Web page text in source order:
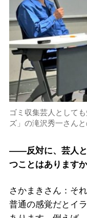
ゴミ収集芸人として
ズ」の滝沢秀一さん
――反対に、芸人と
つことはあります
さかまきさん：そ
普通の感覚だとイ